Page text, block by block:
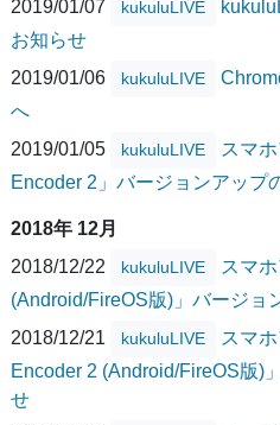
2019/01/07
kukuluLIVE
お知らせ
2019/01/06
kukuluLIVE
へ
2019/01/05
kukuluLIVE
スマ
Encoder 2」バージョンアップ
2018年 12月
2018/12/22
kukuluLIVE
スマ
(Android/FireOS版)」バージョ
2018/12/21
kukuluLIVE
スマ
Encoder 2 (Android/FireOS版)
せ